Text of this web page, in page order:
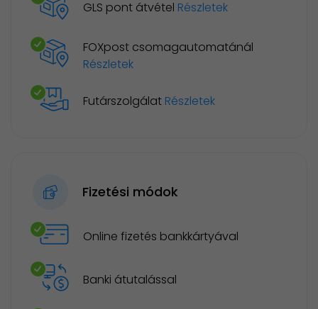
GLS pont átvétel Részletek
FOXpost csomagautomatánál
Részletek
Futárszolgálat Részletek
Fizetési módok
Online fizetés bankkártyával
Banki átutalással